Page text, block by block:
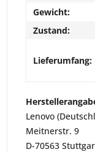
Gewicht:
Zustand:
Lieferumfang:
Lenovo
Meitnerstr. 9
D-70563